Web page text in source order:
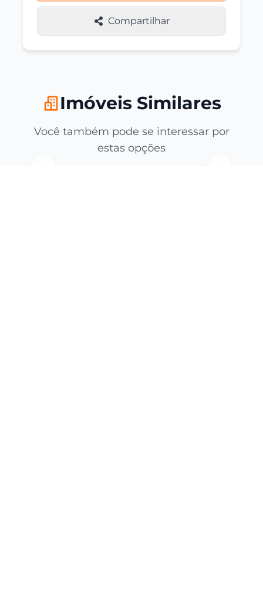
Compartilhar
Imóveis Similares
Você também pode se interessar por
estas opções